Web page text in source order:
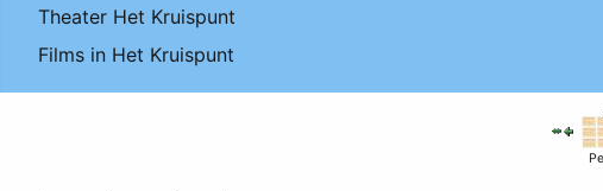
Theater Het Kruispunt
Films in Het Kruispunt